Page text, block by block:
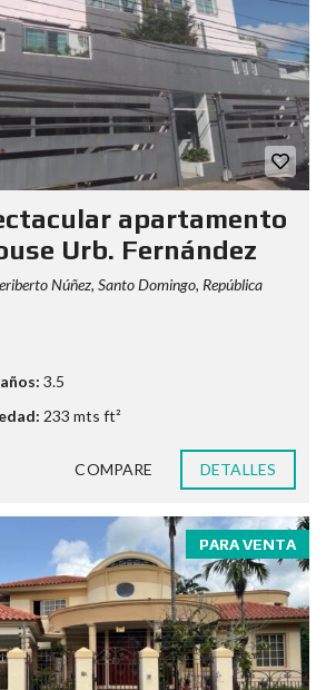
apartamento
Urb. Fernández
Núñez, Santo Domingo, República
3.5
233 mts ft²
COMPARE DETALLES
PARA VENTA